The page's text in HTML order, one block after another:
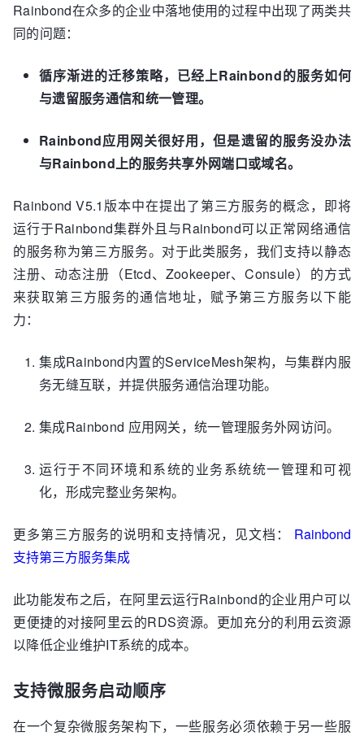
Rainbond在众多的企业中落地使用的过程中出现了两类共
同的问题：
循序渐进的迁移策略，已经上Rainbond的服务如何
与遗留服务通信和统一管理。
Rainbond应用网关很好用，但是遗留的服务没办法
与Rainbond上的服务共享外网端口或域名。
Rainbond V5.1版本中在提出了第三方服务的概念，即将
运行于Rainbond集群外且与Rainbond可以正常网络通信
的服务称为第三方服务。对于此类服务，我们支持以静态
注册、动态注册（Etcd、Zookeeper、Consule）的方式
来获取第三方服务的通信地址，赋予第三方服务以下能
力：
集成Rainbond内置的ServiceMesh架构，与集群内服
务无缝互联，并提供服务通信治理功能。
集成Rainbond 应用网关，统一管理服务外网访问。
运行于不同环境和系统的业务系统统一管理和可视
化，形成完整业务架构。
更多第三方服务的说明和支持情况，见文档： Rainbond
支持第三方服务集成
此功能发布之后，在阿里云运行Rainbond的企业用户可以
更便捷的对接阿里云的RDS资源。更加充分的利用云资源
以降低企业维护IT系统的成本。
支持微服务启动顺序
在一个复杂微服务架构下，一些服务必须依赖于另一些服